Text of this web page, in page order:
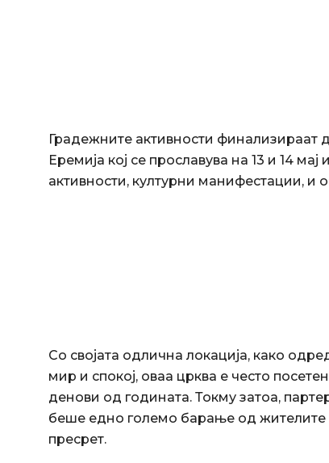
Градежните активности финализираат
Еремија кој се прославува на 13 и 14
активности, културни манифестации, и
Со својата одлична локација, како
мир и спокој, оваа црква е често
денови од годината. Токму затоа,
беше едно големо барање од
пресрет.